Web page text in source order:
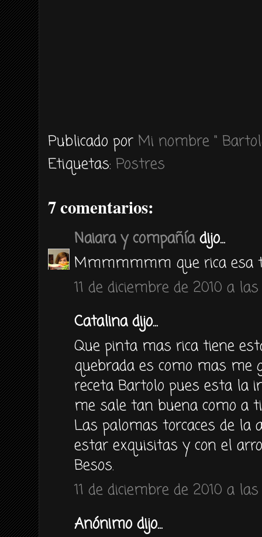
Publicado por Mi nombre "
Etiquetas: Postres
7 comentarios:
Naiara y compañíadijo...
Mmmmmmm que rica esa
11 de diciembre de 2010 a
Catalina dijo...
Que pinta mas rica tiene
quebrada es como mas me
receta Bartolo pues esta la
me sale tan buena como a
Las palomas torcaces de la
estar exquisitas y con el
Besos.
11 de diciembre de 2010 a las
Anónimo dijo...